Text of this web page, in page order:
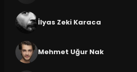
İlyas Zeki Karaca
Mehmet Uğur Nak